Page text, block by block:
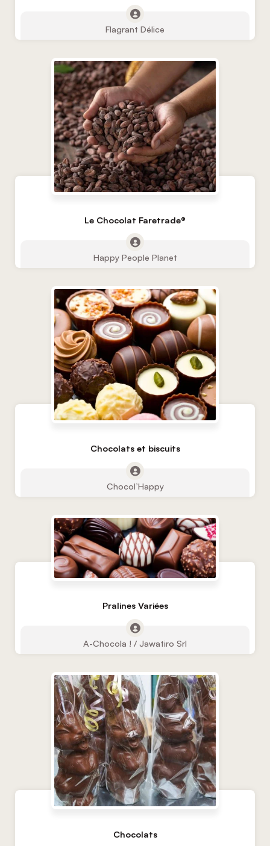
Flagrant Délice
Le Chocolat Faretrade®
Happy People Planet
Chocolats et biscuits
Chocol’Happy
Pralines Variées
A-Chocola ! / Jawatiro Srl
Chocolats